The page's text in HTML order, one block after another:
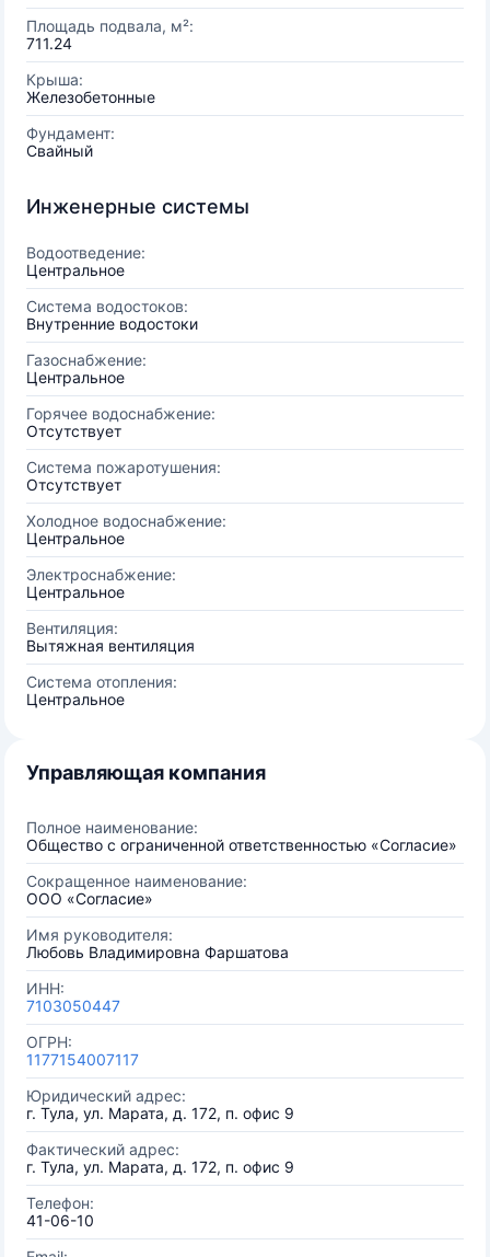
Площадь подвала, м²:
711.24
Крыша:
Железобетонные
Фундамент:
Свайный
Инженерные системы
Водоотведение:
Центральное
Система водостоков:
Внутренние водостоки
Газоснабжение:
Центральное
Горячее водоснабжение:
Отсутствует
Система пожаротушения:
Отсутствует
Холодное водоснабжение:
Центральное
Электроснабжение:
Центральное
Вентиляция:
Вытяжная вентиляция
Система отопления:
Центральное
Управляющая компания
Полное наименование:
Общество с ограниченной ответственностью «Согласие»
Сокращенное наименование:
ООО «Согласие»
Имя руководителя:
Любовь Владимировна Фаршатова
ИНН:
7103050447
ОГРН:
1177154007117
Юридический адрес:
г. Тула, ул. Марата, д. 172, п. офис 9
Фактический адрес:
г. Тула, ул. Марата, д. 172, п. офис 9
Телефон:
41-06-10